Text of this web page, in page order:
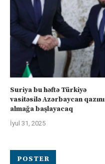
Suriya bu həftə Türkiyə
vasitəsilə Azərbaycan qazını
almağa başlayacaq
İyul 31, 2025
POSTER